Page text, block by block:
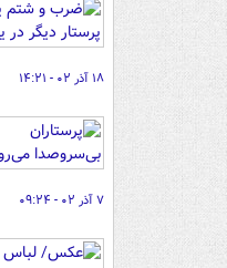
۱۸ آذر ۰۲ - ۱۴:۲۱
۷ آذر ۰۲ - ۰۹:۲۴